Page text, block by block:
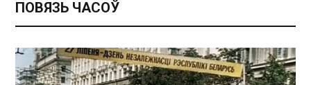
ПОВЯЗЬ ЧАСОЎ